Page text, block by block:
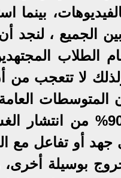
بينما
، لنجد
أمام الطلاب
لا تتعجب من
المتوسطات
أعلى كثيرا من الأعوام السابقة..وتتحمل
أو تفاعل مع
بوسيلة